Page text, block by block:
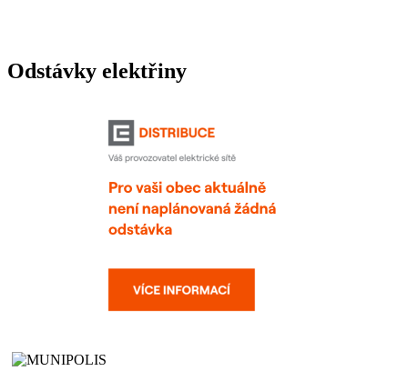
Odstávky elektřiny